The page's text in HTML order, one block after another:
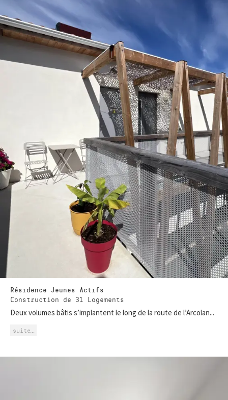
Résidence Jeunes Actifs
Construction de 31 Logements
Deux volumes bâtis s’implantent le long de la route de l’Arcolan...
suite…